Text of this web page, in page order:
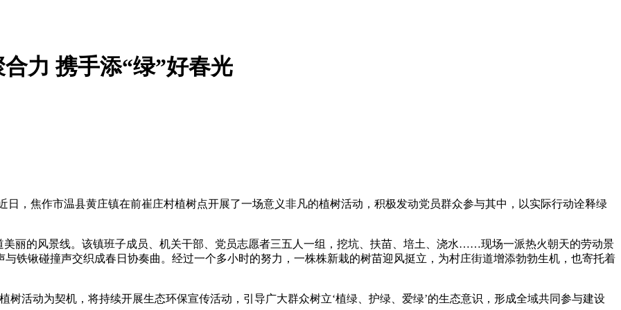
力 携手添“绿”好春光
，焦作市温县黄庄镇在前崔庄村植树点开展了一场意义非凡的植树活动，积极发动党员群众参与其中，以实际行动诠释绿
美丽的风景线。该镇班子成员、机关干部、党员志愿者三五人一组，挖坑、扶苗、培土、浇水……现场一派热火朝天的劳动景
铁锹碰撞声交织成春日协奏曲。经过一个多小时的努力，一株株新栽的树苗迎风挺立，为村庄街道增添勃勃生机，也寄托着
树活动为契机，将持续开展生态环保宣传活动，引导广大群众树立‘植绿、护绿、爱绿’的生态意识，形成全域共同参与建设